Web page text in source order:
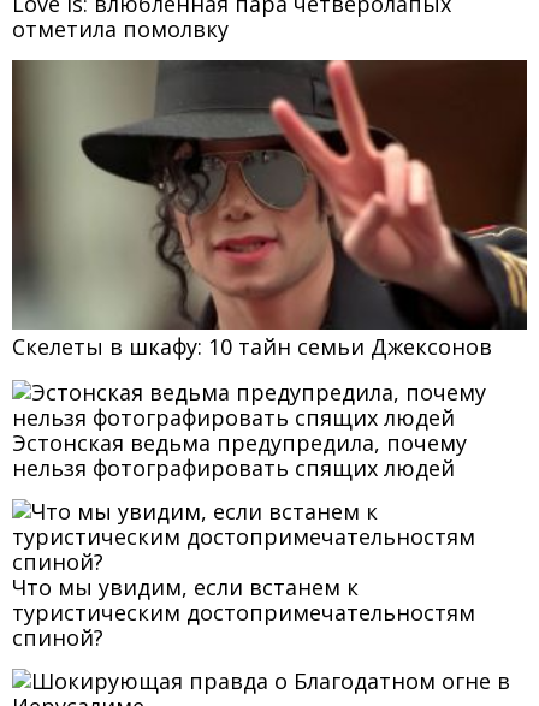
отметила помолвку
Скелеты в шкафу: 10 тайн семьи Джексонов
Эстонская ведьма предупредила, почему
нельзя фотографировать спящих людей
Что мы увидим, если встанем к
туристическим достопримечательностям
спиной?